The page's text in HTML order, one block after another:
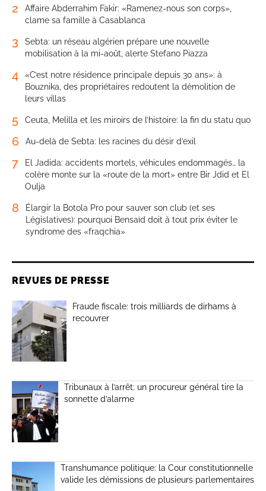
2
Affaire Abderrahim Fakir: «Ramenez-nous son corps»,
clame sa famille à Casablanca
3
Sebta: un réseau algérien prépare une nouvelle
mobilisation à la mi-août, alerte Stefano Piazza
4
«C’est notre résidence principale depuis 30 ans»: à
Bouznika, des propriétaires redoutent la démolition de
leurs villas
5 Ceuta, Melilla et les miroirs de l’histoire: la fin du statu quo
6 Au-delà de Sebta: les racines du désir d’exil
7
El Jadida: accidents mortels, véhicules endommagés… la
colère monte sur la «route de la mort» entre Bir Jdid et El
Oulja
8
Élargir la Botola Pro pour sauver son club (et ses
Législatives): pourquoi Bensaïd doit à tout prix éviter le
syndrome des «fraqchia»
REVUES DE PRESSE
Fraude fiscale: trois milliards de dirhams à
recouvrer
Tribunaux à l’arrêt: un procureur général tire la
sonnette d’alarme
Transhumance politique: la Cour constitutionnelle
valide les démissions de plusieurs parlementaires